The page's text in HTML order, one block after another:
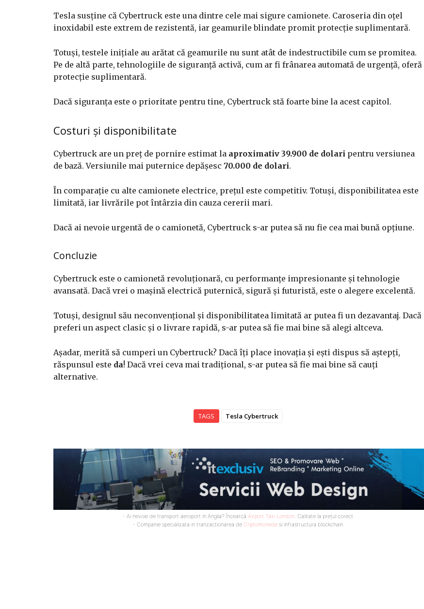
Tesla susține că Cybertruck este una dintre cele mai sigure camionete. Caroseria din oțel
inoxidabil este extrem de rezistentă, iar geamurile blindate promit protecție suplimentară.
Totuși, testele inițiale au arătat că geamurile nu sunt atât de indestructibile cum se promitea.
Pe de altă parte, tehnologiile de siguranță activă, cum ar fi frânarea automată de urgență, oferă
protecție suplimentară.
Dacă siguranța este o prioritate pentru tine, Cybertruck stă foarte bine la acest capitol.
Costuri și disponibilitate
Cybertruck are un preț de pornire estimat la aproximativ 39.900 de dolari pentru versiunea
de bază. Versiunile mai puternice depășesc 70.000 de dolari.
În comparație cu alte camionete electrice, prețul este competitiv. Totuși, disponibilitatea este
limitată, iar livrările pot întârzia din cauza cererii mari.
Dacă ai nevoie urgentă de o camionetă, Cybertruck s-ar putea să nu fie cea mai bună opțiune.
Concluzie
Cybertruck este o camionetă revoluționară, cu performanțe impresionante și tehnologie
avansată. Dacă vrei o mașină electrică puternică, sigură și futuristă, este o alegere excelentă.
Totuși, designul său neconvențional și disponibilitatea limitată ar putea fi un dezavantaj. Dacă
preferi un aspect clasic și o livrare rapidă, s-ar putea să fie mai bine să alegi altceva.
Așadar, merită să cumperi un Cybertruck? Dacă îți place inovația și ești dispus să aștepți,
răspunsul este da! Dacă vrei ceva mai tradițional, s-ar putea să fie mai bine să cauți
alternative.
TAGS Tesla Cybertruck
- Ai nevoie de transport aeroport in Anglia? Încearcă Airport Taxi London. Calitate la prețul corect.
- Companie specializata in tranzactionarea de Criptomonede si infrastructura blockchain.